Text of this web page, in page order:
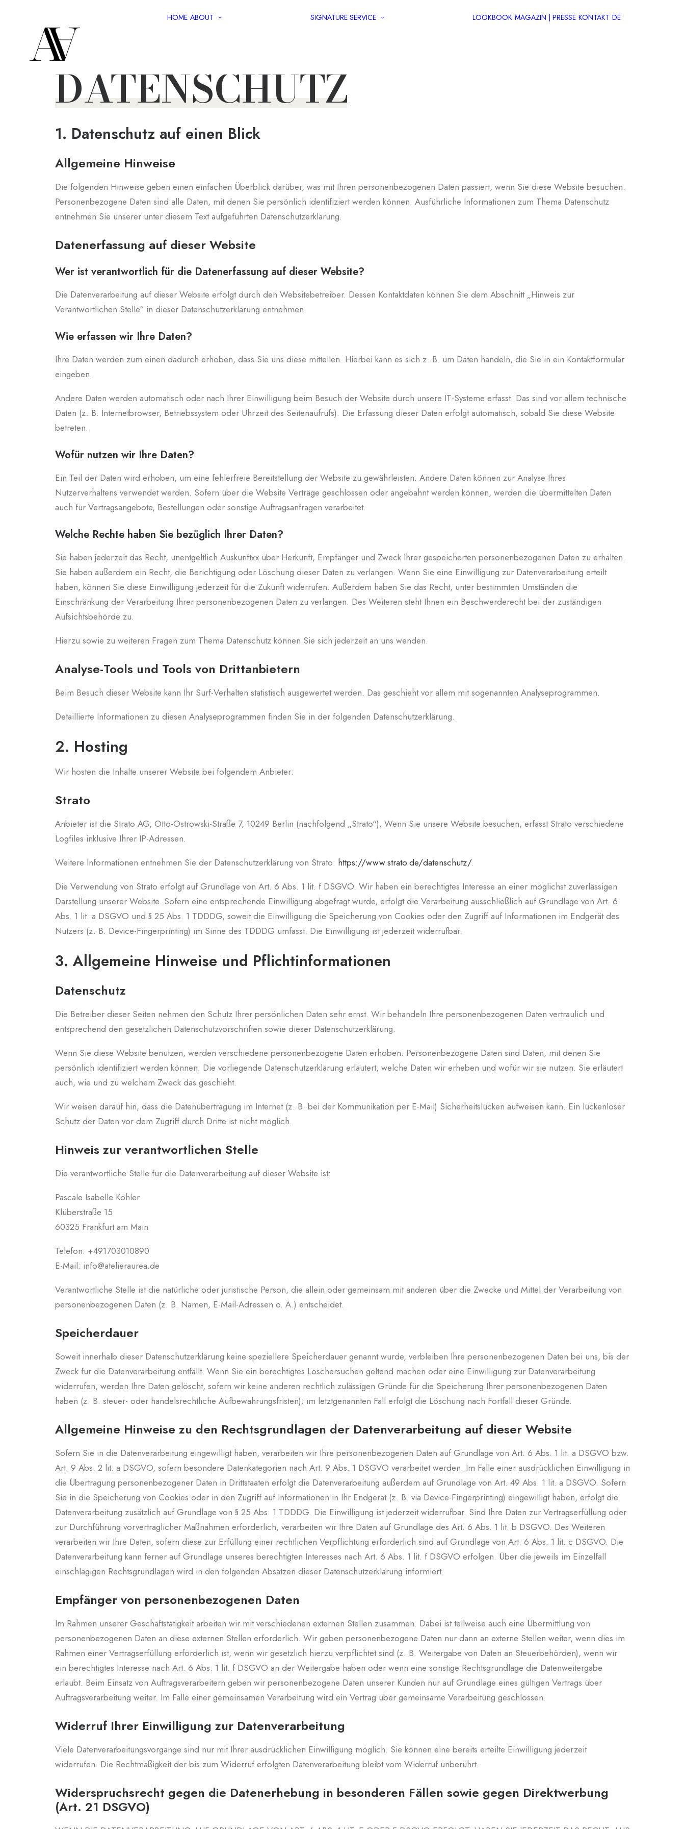
HOME ABOUT SIGNATURE SERVICE LOOKBOOK MAGAZIN | PRESSE KONTAKT DE
DATENSCHUTZ
1. Datenschutz auf einen Blick
Allgemeine Hinweise
Die folgenden Hinweise geben einen einfachen Überblick darüber, was mit Ihren personenbezogenen Daten passiert, wenn Sie diese Website besuchen.
Personenbezogene Daten sind alle Daten, mit denen Sie persönlich identifiziert werden können. Ausführliche Informationen zum Thema Datenschutz
entnehmen Sie unserer unter diesem Text aufgeführten Datenschutzerklärung.
Datenerfassung auf dieser Website
Wer ist verantwortlich für die Datenerfassung auf dieser Website?
Die Datenverarbeitung auf dieser Website erfolgt durch den Websitebetreiber. Dessen Kontaktdaten können Sie dem Abschnitt „Hinweis zur
Verantwortlichen Stelle“ in dieser Datenschutzerklärung entnehmen.
Wie erfassen wir Ihre Daten?
Ihre Daten werden zum einen dadurch erhoben, dass Sie uns diese mitteilen. Hierbei kann es sich z. B. um Daten handeln, die Sie in ein Kontaktformular
eingeben.
Andere Daten werden automatisch oder nach Ihrer Einwilligung beim Besuch der Website durch unsere IT-Systeme erfasst. Das sind vor allem technische
Daten (z. B. Internetbrowser, Betriebssystem oder Uhrzeit des Seitenaufrufs). Die Erfassung dieser Daten erfolgt automatisch, sobald Sie diese Website
betreten.
Wofür nutzen wir Ihre Daten?
Ein Teil der Daten wird erhoben, um eine fehlerfreie Bereitstellung der Website zu gewährleisten. Andere Daten können zur Analyse Ihres
Nutzerverhaltens verwendet werden. Sofern über die Website Verträge geschlossen oder angebahnt werden können, werden die übermittelten Daten
auch für Vertragsangebote, Bestellungen oder sonstige Auftragsanfragen verarbeitet.
Welche Rechte haben Sie bezüglich Ihrer Daten?
Sie haben jederzeit das Recht, unentgeltlich Auskunftxx über Herkunft, Empfänger und Zweck Ihrer gespeicherten personenbezogenen Daten zu erhalten.
Sie haben außerdem ein Recht, die Berichtigung oder Löschung dieser Daten zu verlangen. Wenn Sie eine Einwilligung zur Datenverarbeitung erteilt
haben, können Sie diese Einwilligung jederzeit für die Zukunft widerrufen. Außerdem haben Sie das Recht, unter bestimmten Umständen die
Einschränkung der Verarbeitung Ihrer personenbezogenen Daten zu verlangen. Des Weiteren steht Ihnen ein Beschwerderecht bei der zuständigen
Aufsichtsbehörde zu.
Hierzu sowie zu weiteren Fragen zum Thema Datenschutz können Sie sich jederzeit an uns wenden.
Analyse-Tools und Tools von Dritt­anbietern
Beim Besuch dieser Website kann Ihr Surf-Verhalten statistisch ausgewertet werden. Das geschieht vor allem mit sogenannten Analyseprogrammen.
Detaillierte Informationen zu diesen Analyseprogrammen finden Sie in der folgenden Datenschutzerklärung.
2. Hosting
Wir hosten die Inhalte unserer Website bei folgendem Anbieter:
Strato
Anbieter ist die Strato AG, Otto-Ostrowski-Straße 7, 10249 Berlin (nachfolgend „Strato“). Wenn Sie unsere Website besuchen, erfasst Strato verschiedene
Logfiles inklusive Ihrer IP-Adressen.
Weitere Informationen entnehmen Sie der Datenschutzerklärung von Strato: https://www.strato.de/datenschutz/.
Die Verwendung von Strato erfolgt auf Grundlage von Art. 6 Abs. 1 lit. f DSGVO. Wir haben ein berechtigtes Interesse an einer möglichst zuverlässigen
Darstellung unserer Website. Sofern eine entsprechende Einwilligung abgefragt wurde, erfolgt die Verarbeitung ausschließlich auf Grundlage von Art. 6
Abs. 1 lit. a DSGVO und § 25 Abs. 1 TDDDG, soweit die Einwilligung die Speicherung von Cookies oder den Zugriff auf Informationen im Endgerät des
Nutzers (z. B. Device-Fingerprinting) im Sinne des TDDDG umfasst. Die Einwilligung ist jederzeit widerrufbar.
3. Allgemeine Hinweise und Pflicht­informationen
Datenschutz
Die Betreiber dieser Seiten nehmen den Schutz Ihrer persönlichen Daten sehr ernst. Wir behandeln Ihre personenbezogenen Daten vertraulich und
entsprechend den gesetzlichen Datenschutzvorschriften sowie dieser Datenschutzerklärung.
Wenn Sie diese Website benutzen, werden verschiedene personenbezogene Daten erhoben. Personenbezogene Daten sind Daten, mit denen Sie
persönlich identifiziert werden können. Die vorliegende Datenschutzerklärung erläutert, welche Daten wir erheben und wofür wir sie nutzen. Sie erläutert
auch, wie und zu welchem Zweck das geschieht.
Wir weisen darauf hin, dass die Datenübertragung im Internet (z. B. bei der Kommunikation per E-Mail) Sicherheitslücken aufweisen kann. Ein lückenloser
Schutz der Daten vor dem Zugriff durch Dritte ist nicht möglich.
Hinweis zur verantwortlichen Stelle
Die verantwortliche Stelle für die Datenverarbeitung auf dieser Website ist:
Pascale Isabelle Köhler
Klüberstraße 15
60325 Frankfurt am Main
Telefon: +491703010890
E-Mail: info@atelieraurea.de
Verantwortliche Stelle ist die natürliche oder juristische Person, die allein oder gemeinsam mit anderen über die Zwecke und Mittel der Verarbeitung von
personenbezogenen Daten (z. B. Namen, E-Mail-Adressen o. Ä.) entscheidet.
Speicherdauer
Soweit innerhalb dieser Datenschutzerklärung keine speziellere Speicherdauer genannt wurde, verbleiben Ihre personenbezogenen Daten bei uns, bis der
Zweck für die Datenverarbeitung entfällt. Wenn Sie ein berechtigtes Löschersuchen geltend machen oder eine Einwilligung zur Datenverarbeitung
widerrufen, werden Ihre Daten gelöscht, sofern wir keine anderen rechtlich zulässigen Gründe für die Speicherung Ihrer personenbezogenen Daten
haben (z. B. steuer- oder handelsrechtliche Aufbewahrungsfristen); im letztgenannten Fall erfolgt die Löschung nach Fortfall dieser Gründe.
Allgemeine Hinweise zu den Rechtsgrundlagen der Datenverarbeitung auf dieser Website
Sofern Sie in die Datenverarbeitung eingewilligt haben, verarbeiten wir Ihre personenbezogenen Daten auf Grundlage von Art. 6 Abs. 1 lit. a DSGVO bzw.
Art. 9 Abs. 2 lit. a DSGVO, sofern besondere Datenkategorien nach Art. 9 Abs. 1 DSGVO verarbeitet werden. Im Falle einer ausdrücklichen Einwilligung in
die Übertragung personenbezogener Daten in Drittstaaten erfolgt die Datenverarbeitung außerdem auf Grundlage von Art. 49 Abs. 1 lit. a DSGVO. Sofern
Sie in die Speicherung von Cookies oder in den Zugriff auf Informationen in Ihr Endgerät (z. B. via Device-Fingerprinting) eingewilligt haben, erfolgt die
Datenverarbeitung zusätzlich auf Grundlage von § 25 Abs. 1 TDDDG. Die Einwilligung ist jederzeit widerrufbar. Sind Ihre Daten zur Vertragserfüllung oder
zur Durchführung vorvertraglicher Maßnahmen erforderlich, verarbeiten wir Ihre Daten auf Grundlage des Art. 6 Abs. 1 lit. b DSGVO. Des Weiteren
verarbeiten wir Ihre Daten, sofern diese zur Erfüllung einer rechtlichen Verpflichtung erforderlich sind auf Grundlage von Art. 6 Abs. 1 lit. c DSGVO. Die
Datenverarbeitung kann ferner auf Grundlage unseres berechtigten Interesses nach Art. 6 Abs. 1 lit. f DSGVO erfolgen. Über die jeweils im Einzelfall
einschlägigen Rechtsgrundlagen wird in den folgenden Absätzen dieser Datenschutzerklärung informiert.
Empfänger von personenbezogenen Daten
Im Rahmen unserer Geschäftstätigkeit arbeiten wir mit verschiedenen externen Stellen zusammen. Dabei ist teilweise auch eine Übermittlung von
personenbezogenen Daten an diese externen Stellen erforderlich. Wir geben personenbezogene Daten nur dann an externe Stellen weiter, wenn dies im
Rahmen einer Vertragserfüllung erforderlich ist, wenn wir gesetzlich hierzu verpflichtet sind (z. B. Weitergabe von Daten an Steuerbehörden), wenn wir
ein berechtigtes Interesse nach Art. 6 Abs. 1 lit. f DSGVO an der Weitergabe haben oder wenn eine sonstige Rechtsgrundlage die Datenweitergabe
erlaubt. Beim Einsatz von Auftragsverarbeitern geben wir personenbezogene Daten unserer Kunden nur auf Grundlage eines gültigen Vertrags über
Auftragsverarbeitung weiter. Im Falle einer gemeinsamen Verarbeitung wird ein Vertrag über gemeinsame Verarbeitung geschlossen.
Widerruf Ihrer Einwilligung zur Datenverarbeitung
Viele Datenverarbeitungsvorgänge sind nur mit Ihrer ausdrücklichen Einwilligung möglich. Sie können eine bereits erteilte Einwilligung jederzeit
widerrufen. Die Rechtmäßigkeit der bis zum Widerruf erfolgten Datenverarbeitung bleibt vom Widerruf unberührt.
Widerspruchsrecht gegen die Datenerhebung in besonderen Fällen sowie gegen Direktwerbung
(Art. 21 DSGVO)